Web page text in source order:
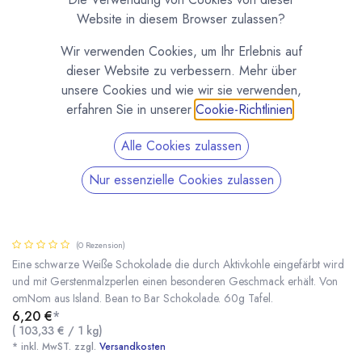
(0 Rezension)
Eine schwarze Weiße Schokolade die durch Aktivkohle eingefärbt wird
und mit Gerstenmalzperlen einen besonderen Geschmack erhält. Von
omNom aus Island. Bean to Bar Schokolade. 60g Tafel.
6,20 €*
( 103,33 € / 1 kg)
* inkl. MwST. zzgl. Versandkosten
Website in diesem Browser zulassen?
Wir verwenden Cookies, um Ihr Erlebnis auf
dieser Website zu verbessern. Mehr über
unsere Cookies und wie wir sie verwenden,
erfahren Sie in unserer Cookie-Richtlinien
Alle Cookies zulassen
Nur essenzielle Cookies zulassen